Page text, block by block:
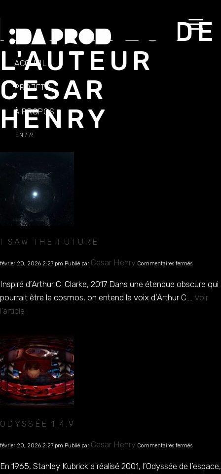
ACCUEIL
PROJETS
À PROPOS
EN FR
ARCHIVES DE
L'AUTEUR
CESAR
HENRY
I SAW THE FUTURE
février 20, 2026 2:27 pm Publié par Cesar Henry Commentaires fermés
the
future
Inspiré d’Arthur C. Clarke, 2017 Dans une étendue obscure qui
pourrait être le cosmos, on entend la voix d’Arthur C.... Voir
l'article
ODYSSÉE 1.4.9
février 20, 2026 2:27 pm Publié par Cesar Henry Commentaires fermés
En 1965, Stanley Kubrick a réalisé 2001, l’Odyssée de l’espace,